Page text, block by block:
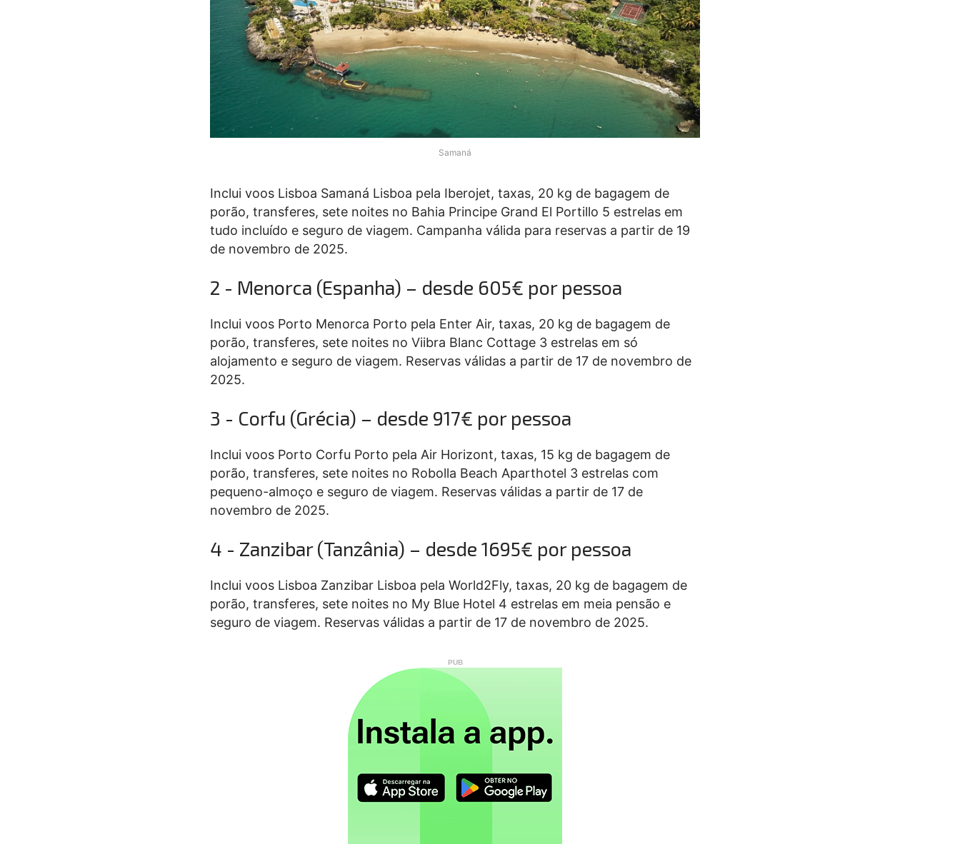
Samaná
Inclui voos Lisboa Samaná Lisboa pela Iberojet, taxas, 20 kg de bagagem de
porão, transferes, sete noites no Bahia Principe Grand El Portillo 5 estrelas em
tudo incluído e seguro de viagem. Campanha válida para reservas a partir de 19
de novembro de 2025.
2 - Menorca (Espanha) – desde 605€ por pessoa
Inclui voos Porto Menorca Porto pela Enter Air, taxas, 20 kg de bagagem de
porão, transferes, sete noites no Viibra Blanc Cottage 3 estrelas em só
alojamento e seguro de viagem. Reservas válidas a partir de 17 de novembro de
2025.
3 - Corfu (Grécia) – desde 917€ por pessoa
Inclui voos Porto Corfu Porto pela Air Horizont, taxas, 15 kg de bagagem de
porão, transferes, sete noites no Robolla Beach Aparthotel 3 estrelas com
pequeno-almoço e seguro de viagem. Reservas válidas a partir de 17 de
novembro de 2025.
4 - Zanzibar (Tanzânia) – desde 1695€ por pessoa
Inclui voos Lisboa Zanzibar Lisboa pela World2Fly, taxas, 20 kg de bagagem de
porão, transferes, sete noites no My Blue Hotel 4 estrelas em meia pensão e
seguro de viagem. Reservas válidas a partir de 17 de novembro de 2025.